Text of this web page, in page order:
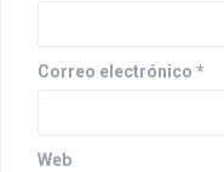
Correo electrónico *
Web